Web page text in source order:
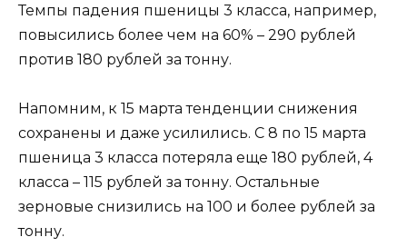
Темпы падения пшеницы 3 класса, например,
повысились более чем на 60% – 290 рублей
против 180 рублей за тонну.
Напомним, к 15 марта тенденции снижения
сохранены и даже усилились. С 8 по 15 марта
пшеница 3 класса потеряла еще 180 рублей, 4
класса – 115 рублей за тонну. Остальные
зерновые снизились на 100 и более рублей за
тонну.